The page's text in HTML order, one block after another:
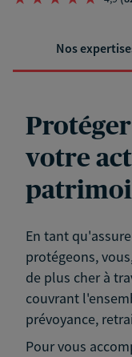
Nos
votre
En tant
protégeons,
de plus cher à
couvrant
prévoyance,
Pour vous